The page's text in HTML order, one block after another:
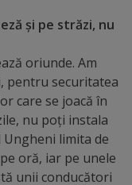
și pe străzi, nu
oriunde. Am
pentru securitatea
care se joacă în
nu poți instala
limita de
oră, iar pe unele
unii conducători